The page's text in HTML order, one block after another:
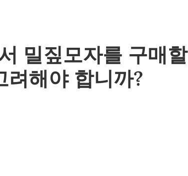
밀짚모자를 구매할
려해야 합니까?